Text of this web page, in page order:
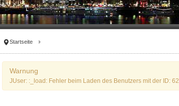
Startseite
Warnung
JUser: :_load: Fehler beim Laden des Benutzers mit der ID: 62